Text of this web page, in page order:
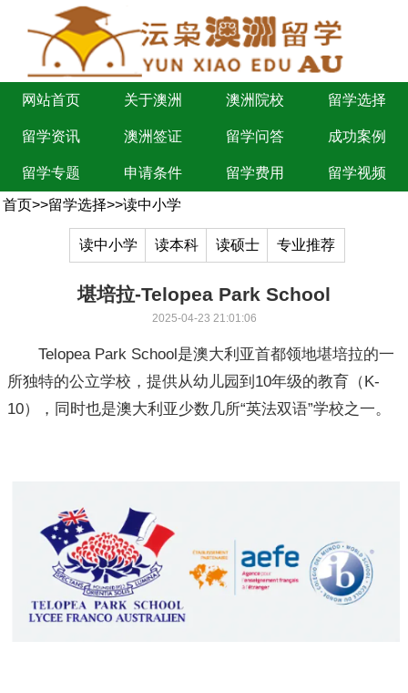
网站首页 关于澳洲 澳洲院校 留学选择
留学资讯 澳洲签证 留学问答 成功案例
留学专题 申请条件 留学费用 留学视频
首页>>留学选择>>读中小学
读中小学 读本科 读硕士 专业推荐
堪培拉-Telopea Park School
2025-04-23 21:01:06
Telopea Park School是澳大利亚首都领地堪培拉的一
所独特的公立学校，提供从幼儿园到10年级的教育（K-
10），同时也是澳大利亚少数几所“英法双语”学校之一。